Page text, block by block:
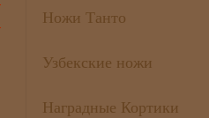
Ножи Танто
Узбекские ножи
Наградные Кортики